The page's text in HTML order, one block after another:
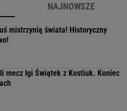
NAJNOWSZE
mistrzynią świata! Historyczny
mecz Igi Świątek z Kostiuk. Koniec